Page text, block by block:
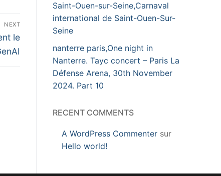
NEXT
le
Saint-Ouen-sur-Seine,Carnaval
international de Saint-Ouen-Sur-
Seine
nanterre paris,One night in
Nanterre. Tayc concert – Paris La
Défense Arena, 30th November
2024. Part 10
RECENT COMMENTS
A WordPress Commenter sur
Hello world!